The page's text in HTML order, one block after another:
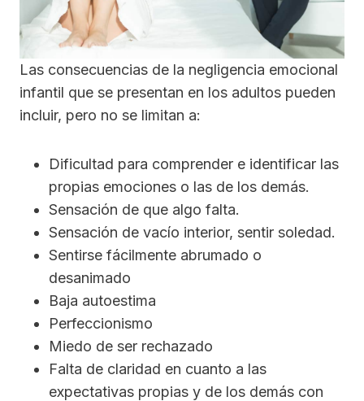
Las consecuencias de la negligencia emocional
infantil que se presentan en los adultos pueden
incluir, pero no se limitan a:
Dificultad para comprender e identificar las
propias emociones o las de los demás.
Sensación de que algo falta.
Sensación de vacío interior, sentir soledad.
Sentirse fácilmente abrumado o
desanimado
Baja autoestima
Perfeccionismo
Miedo de ser rechazado
Falta de claridad en cuanto a las
expectativas propias y de los demás con